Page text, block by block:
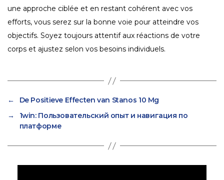
une approche ciblée et en restant cohérent avec vos
efforts, vous serez sur la bonne voie pour atteindre vos
objectifs. Soyez toujours attentif aux réactions de votre
corps et ajustez selon vos besoins individuels.
←
De Positieve Effecten van Stanos 10 Mg
→
1win: Пользовательский опыт и навигация по
платформе